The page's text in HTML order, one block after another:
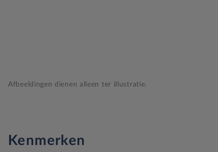
Afbeeldingen dienen alleen ter illustratie.
Kenmerken